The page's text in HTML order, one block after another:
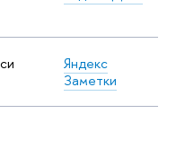
Яндекс
Заметки